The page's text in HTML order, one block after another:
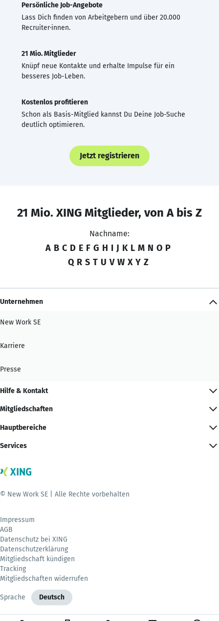
Persönliche Job-Angebote
Lass Dich finden von Arbeitgebern und über 20.000
Recruiter·innen.
21 Mio. Mitglieder
Knüpf neue Kontakte und erhalte Impulse für ein
besseres Job-Leben.
Kostenlos profitieren
Schon als Basis-Mitglied kannst Du Deine Job-Suche
deutlich optimieren.
Jetzt registrieren
21 Mio. XING Mitglieder, von A bis Z
Nachname:
A B C D E F G H I J K L M N O P
Q R S T U V W X Y Z
Unternehmen
New Work SE
Karriere
Presse
Hilfe & Kontakt
Mitgliedschaften
Hauptbereiche
Services
© New Work SE | Alle Rechte vorbehalten
Impressum
AGB
Datenschutz bei XING
Datenschutzerklärung
Mitgliedschaft kündigen
Tracking
Mitgliedschaften widerrufen
Sprache Deutsch